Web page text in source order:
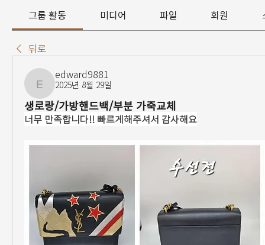
그룹 활동 미디어 파일 회원
뒤로
edward9881
edward9881
2025년 8월 29일
생로랑/가방핸드백/부분 가죽교체
너무 만족합니다!! 빠르게해주셔서 감사해요